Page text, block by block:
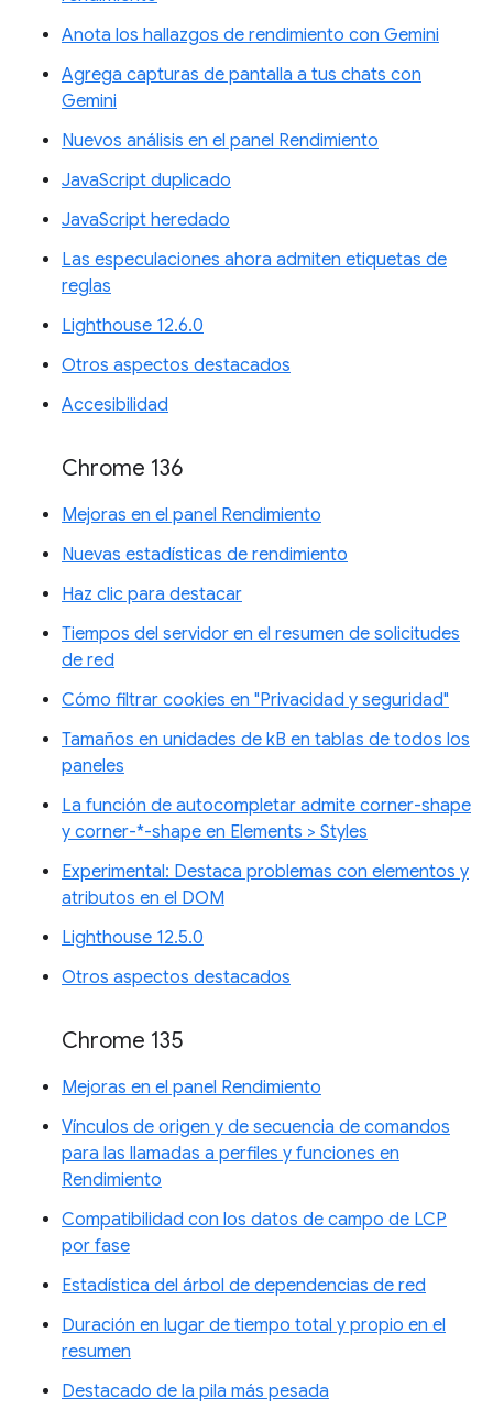
Anota los hallazgos de rendimiento con Gemini
Agrega capturas de pantalla a tus chats con
Gemini
Nuevos análisis en el panel Rendimiento
JavaScript duplicado
JavaScript heredado
Las especulaciones ahora admiten etiquetas de
reglas
Lighthouse 12.6.0
Otros aspectos destacados
Accesibilidad
Chrome 136
Mejoras en el panel Rendimiento
Nuevas estadísticas de rendimiento
Haz clic para destacar
Tiempos del servidor en el resumen de solicitudes
de red
Cómo filtrar cookies en "Privacidad y seguridad"
Tamaños en unidades de kB en tablas de todos los
paneles
La función de autocompletar admite corner-shape
y corner-*-shape en Elements > Styles
Experimental: Destaca problemas con elementos y
atributos en el DOM
Lighthouse 12.5.0
Otros aspectos destacados
Chrome 135
Mejoras en el panel Rendimiento
Vínculos de origen y de secuencia de comandos
para las llamadas a perfiles y funciones en
Rendimiento
Compatibilidad con los datos de campo de LCP
por fase
Estadística del árbol de dependencias de red
Duración en lugar de tiempo total y propio en el
resumen
Destacado de la pila más pesada